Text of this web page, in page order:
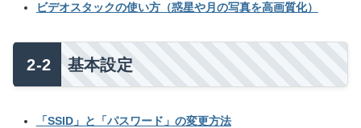
ビデオスタックの使い方（惑星や月の写真を高画質化）
基本設定
「SSID」と「パスワード」の変更方法